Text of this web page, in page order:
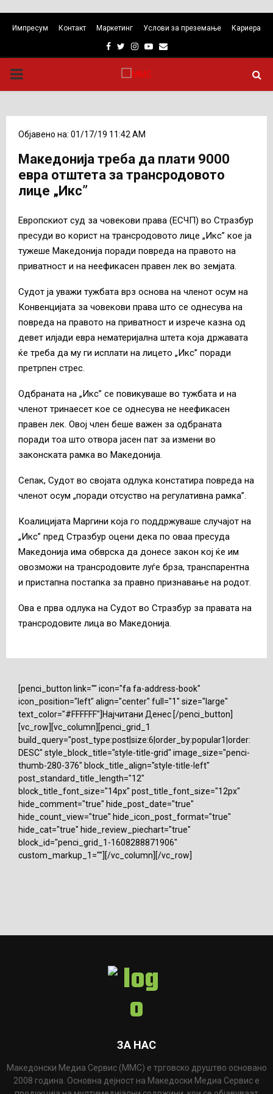
Импресум Контакт Маркетинг Услови за преземање Кариера
Facebook
TwitterInstagram
Youtube
Email
PRIMARY
Објавено на: 01/17/19 11:42 AM
Македонија треба да плати 9000
евра отштета за трансродовото
лице „Икс”
Европскиот суд за човекови права (ЕСЧП) во Стразбур
пресуди во корист на трансродовото лице „Икс” кое ја
тужеше Македонија поради повреда на правото на
приватност и на неефикасен правен лек во земјата.
Судот ја уважи тужбата врз основа на членот осум на
Конвенцијата за човекови права што се однесува на
повреда на правото на приватност и изрече казна од
девет илјади евра нематеријална штета која државата
ќе треба да му ги исплати на лицето „Икс” поради
претрпен стрес.
Одбраната на „Икс” се повикуваше во тужбата и на
членот тринаесет кое се однесува не неефикасен
правен лек. Овој член беше важен за одбраната
поради тоа што отвора јасен пат за измени во
законската рамка во Македонија.
Сепак, Судот во својата одлука констатира повреда на
членот осум „поради отсуство на регулативна рамка”.
Коалицијата Маргини која го поддржуваше случајот на
„Икс” пред Стразбур оцени дека по оваа пресуда
Македонија има обврска да донесе закон кој ќе им
овозможи на трансродовите луѓе брза, транспарентна
и пристапна постапка за правно признавање на родот.
Ова е прва одлука на Судот во Стразбур за правата на
трансродовите лица во Македонија.
[penci_button link="" icon="fa fa-address-book"
icon_position="left" align="center" full="1" size="large"
text_color="#FFFFFF"]Најчитани Денес [/penci_button]
[vc_row][vc_column][penci_grid_1
build_query="post_type:post|size:6|order_by:popular1|order:
DESC" style_block_title="style-title-grid" image_size="penci-
thumb-280-376" block_title_align="style-title-left"
post_standard_title_length="12"
block_title_font_size="14px" post_title_font_size="12px"
hide_comment="true" hide_post_date="true"
hide_count_view="true" hide_icon_post_format="true"
hide_cat="true" hide_review_piechart="true"
block_id="penci_grid_1-1608288871906"
custom_markup_1=""][/vc_column][/vc_row]
ЗА НАС
Македонски Медиа Сервис (ММС) е трговско друштво основано
2008 година. Основна дејност на Македоски Медиа Сервис е